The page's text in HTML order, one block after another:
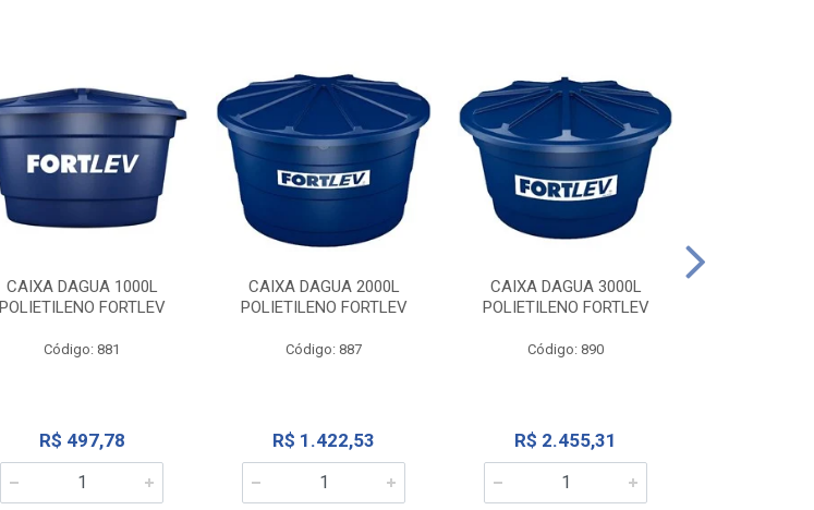
CAIXA DAGUA 1000L
POLIETILENO FORTLEV
Código: 881
R$ 497,78
CAIXA DAGUA 2000L
POLIETILENO FORTLEV
Código: 887
R$ 1.422,53
CAIXA DAGUA 3000L
POLIETILENO FORTLEV
Código: 890
R$ 2.455,31